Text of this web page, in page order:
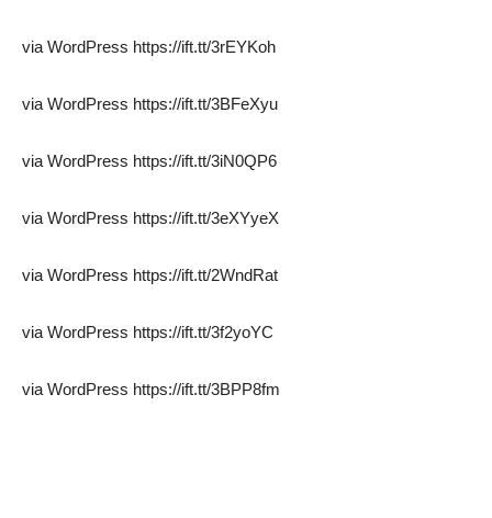
via WordPress https://ift.tt/3rEYKoh
via WordPress https://ift.tt/3BFeXyu
via WordPress https://ift.tt/3iN0QP6
via WordPress https://ift.tt/3eXYyeX
via WordPress https://ift.tt/2WndRat
via WordPress https://ift.tt/3f2yoYC
via WordPress https://ift.tt/3BPP8fm